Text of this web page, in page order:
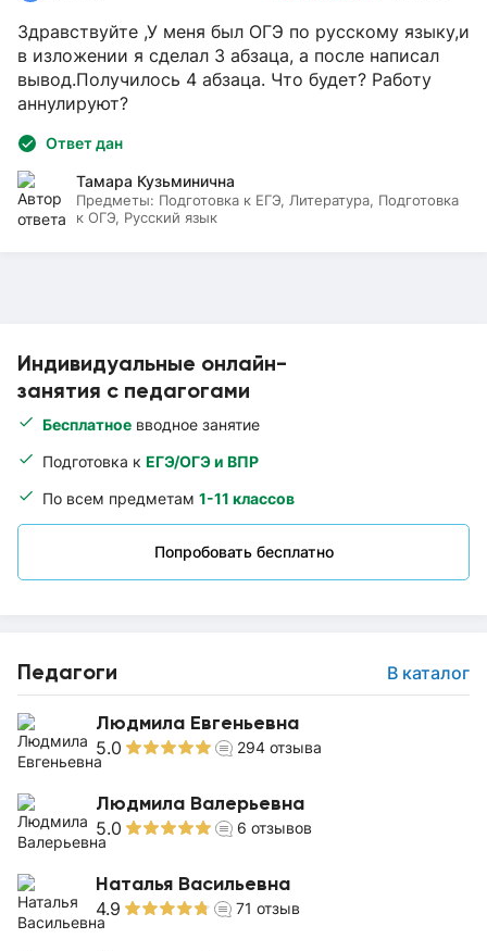
Индивидуальные онлайн-
занятия с педагогами
Бесплатное вводное занятие
Подготовка к ЕГЭ/ОГЭ и ВПР
По всем предметам 1-11 классов
Попробовать бесплатно
Педагоги В каталог
Людмила Евгеньевна
5.0 294 отзыва
Людмила Валерьевна
5.0 6 отзывов
Наталья Васильевна
4.9 71 отзыв
Здравствуйте ,У меня был ОГЭ по русскому языку,и
в изложении я сделал 3 абзаца, а после написал
вывод.Получилось 4 абзаца. Что будет? Работу
аннулируют?
Ответ дан
Тамара Кузьминична
Предметы: Подготовка к ЕГЭ, Литература, Подготовка
к ОГЭ, Русский язык